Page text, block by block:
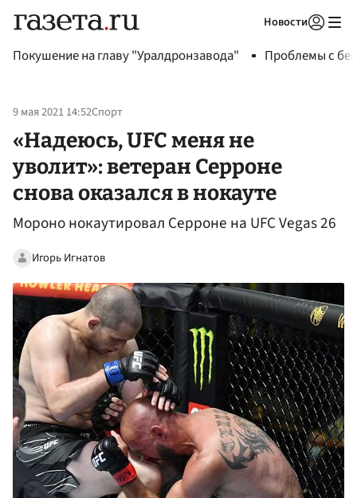
Новости
Покушение на главу "Уралдронзавода" Проблемы с
9 мая 2021 14:52Спорт
«Надеюсь, UFC меня не
уволит»: ветеран Серроне
снова оказался в нокауте
Мороно нокаутировал Серроне на UFC Vegas 26
Игорь Игнатов